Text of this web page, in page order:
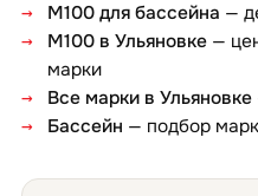
М100 для бассейна —
М100 в Ульяновке —
марки
Все марки в Ульяновке
Бассейн — подбор